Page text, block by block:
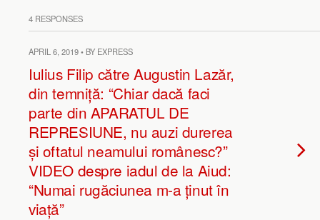
4 RESPONSES
APRIL 6, 2019 • BY EXPRESS
Iulius Filip către Augustin Lazăr,
din temniță: “Chiar dacă faci
parte din APARATUL DE
REPRESIUNE, nu auzi durerea
și oftatul neamului românesc?”
VIDEO despre iadul de la Aiud:
“Numai rugăciunea m-a ținut în
viață”